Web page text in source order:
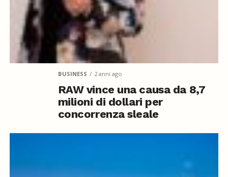
BUSINESS 2 anni ago
RAW vince una causa da 8,7
milioni di dollari per
concorrenza sleale